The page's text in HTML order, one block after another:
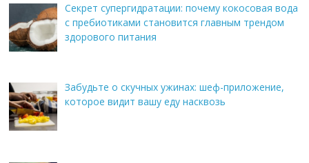
Секрет супергидратации: почему кокосовая вода
с пребиотиками становится главным трендом
здорового питания
Забудьте о скучных ужинах: шеф-приложение,
которое видит вашу еду насквозь